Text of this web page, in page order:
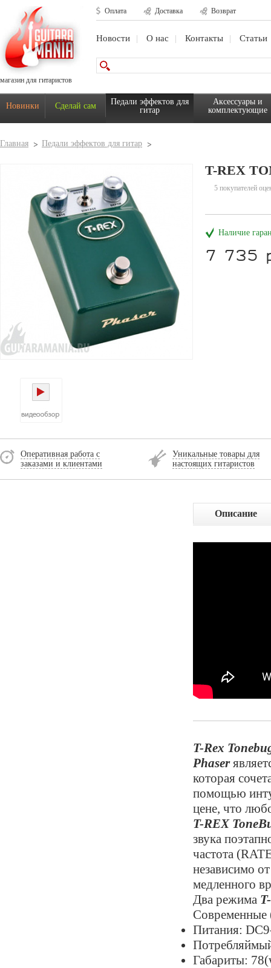
магазин для гитаристов
Оплата Доставка Возврат
Новости О нас Контакты Статьи
Новинки Сделай сам
Педали эффектов для
гитар
Аксессуары и
комплектующие
Главная Педали эффектов для гитар
T-REX
5 покупателей
Наличие
7 735
Оперативная работа с
заказами и клиентами
Уникальные товары для
настоящих гитаристов
Описание
T-Rex
Phaser
которая
помощью
цене, что
T-REX
звука
частота
независимо
медленного
Два режима
Современные
Питания:
Габариты: